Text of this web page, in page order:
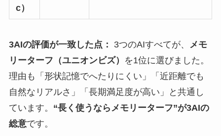
c）
3AIの評価が一致した点： 3つのAIすべてが、 メモ
リーターフ（ユニオンビズ）
を1位に選びました。
理由も「形状記憶でへたりにくい」「近距離でも
自然なリアルさ」「長期満足度が高い」と共通し
ています。 “長く使うならメモリーターフ”が3AIの
総意です。